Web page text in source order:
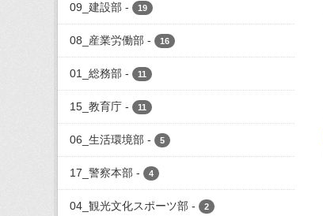
09_建設部 - 19
08_産業労働部 - 16
01_総務部 - 11
15_教育庁 - 11
06_生活環境部 - 5
17_警察本部 - 4
04_観光文化スポーツ部 - 2